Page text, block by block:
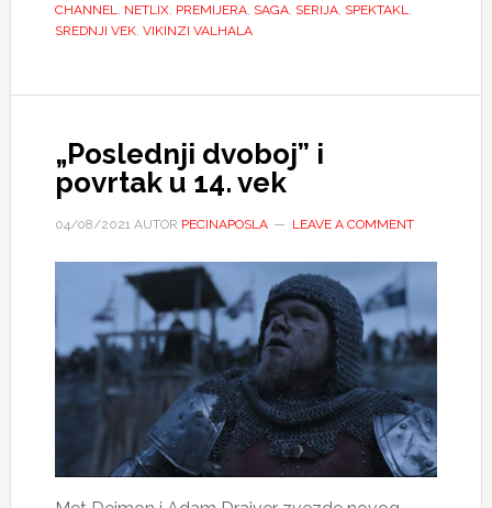
CHANNEL, NETLIX, PREMIJERA, SAGA, SERIJA, SPEKTAKL,
SREDNJI VEK, VIKINZI VALHALA
„Poslednji dvoboj” i
povrtak u 14. vek
04/08/2021AUTOR PECINAPOSLA LEAVE A COMMENT